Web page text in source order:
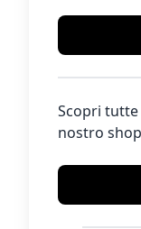
Scopri
nostro